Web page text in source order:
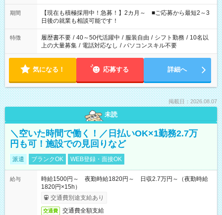
い」 「余裕を持って夕飯の準備がしたい」 「できれば残業はし
たくない」 など、ご希望を教えてくださいね。 ※Wワーク希望
の方へ 今ご覧のお仕事で希望する勤務時間と、もう1つのお仕事
の勤務時間。 合計で週40時間を超える場合は応募できません。
期間
【現在も積極採用中！急募！】2カ月～ ■ご応募から最短2～3
日後の就業も相談可能です！
特徴 履歴書不要 / 40～50代活躍中 / 服装自由 / シフト勤務 / 10名以
上の大量募集 / 電話対応なし / パソコンスキル不要
気になる！ 応募する 詳細へ
掲載日：2026.08.07
未読
＼空いた時間で働く！／日払いOK×1勤務2.7万
円も可！施設での見回りなど
派遣 ブランクOK WEB登録・面接OK
給与
時給1500円～ 夜勤時給1820円～ 日収2.7万円～（夜勤時給
1820円×15h）
交通費別途支給あり
交通費 交通費全額支給